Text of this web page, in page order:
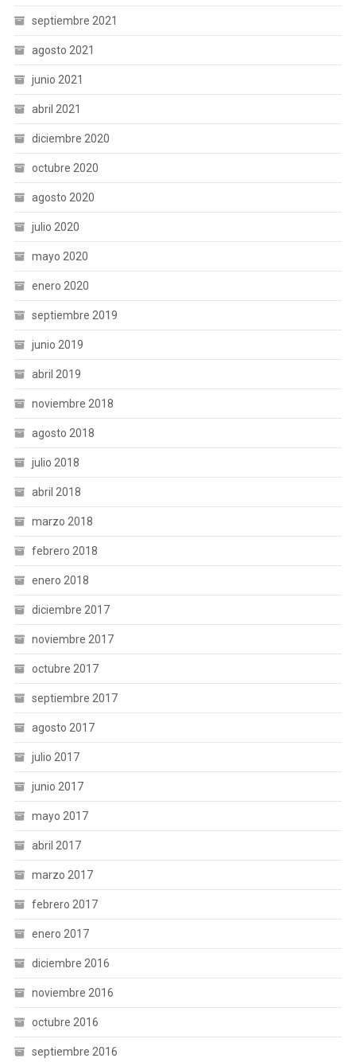
septiembre 2021
agosto 2021
junio 2021
abril 2021
diciembre 2020
octubre 2020
agosto 2020
julio 2020
mayo 2020
enero 2020
septiembre 2019
junio 2019
abril 2019
noviembre 2018
agosto 2018
julio 2018
abril 2018
marzo 2018
febrero 2018
enero 2018
diciembre 2017
noviembre 2017
octubre 2017
septiembre 2017
agosto 2017
julio 2017
junio 2017
mayo 2017
abril 2017
marzo 2017
febrero 2017
enero 2017
diciembre 2016
noviembre 2016
octubre 2016
septiembre 2016